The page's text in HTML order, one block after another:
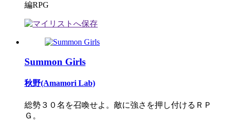
編RPG
Summon Girls
秋野(Amamori Lab)
総勢３０名を召喚せよ。敵に強さを押し付けるＲＰ
Ｇ。